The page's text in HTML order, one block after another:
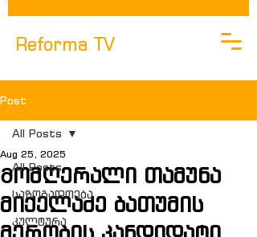
Reforma TV
Post
All Posts
საზოგადოება
კულტურა
All Posts
Მომღერალი თამუნა
მიქელაძე ბათუმის
Aug 25, 2025